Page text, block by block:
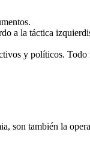
a la táctica
y políticos.
son también la